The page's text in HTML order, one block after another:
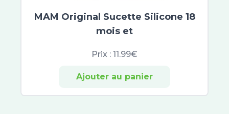
Biostime
Pampers
Lohmann
MAM Original Sucette Silicone 18
mois et
Prix : 11.99€
Ajouter au panier